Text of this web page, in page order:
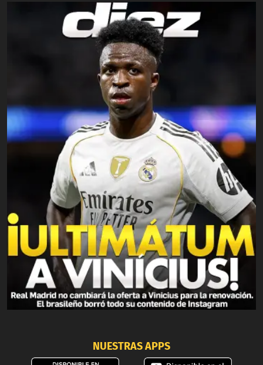
NUESTRAS APPS